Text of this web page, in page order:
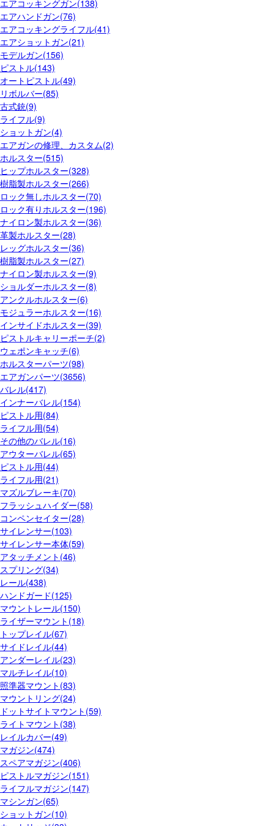
エアコッキングガン(138)
エアハンドガン(76)
エアコッキングライフル(41)
エアショットガン(21)
モデルガン(156)
ピストル(143)
オートピストル(49)
リボルバー(85)
古式銃(9)
ライフル(9)
ショットガン(4)
エアガンの修理、カスタム(2)
ホルスター(515)
ヒップホルスター(328)
樹脂製ホルスター(266)
ロック無しホルスター(70)
ロック有りホルスター(196)
ナイロン製ホルスター(36)
革製ホルスター(28)
レッグホルスター(36)
樹脂製ホルスター(27)
ナイロン製ホルスター(9)
ショルダーホルスター(8)
アンクルホルスター(6)
モジュラーホルスター(16)
インサイドホルスター(39)
ピストルキャリーポーチ(2)
ウェポンキャッチ(6)
ホルスターパーツ(98)
エアガンパーツ(3656)
バレル(417)
インナーバレル(154)
ピストル用(84)
ライフル用(54)
その他のバレル(16)
アウターバレル(65)
ピストル用(44)
ライフル用(21)
マズルブレーキ(70)
フラッシュハイダー(58)
コンペンセイター(28)
サイレンサー(103)
サイレンサー本体(59)
アタッチメント(46)
スプリング(34)
レール(438)
ハンドガード(125)
マウントレール(150)
ライザーマウント(18)
トップレイル(67)
サイドレイル(44)
アンダーレイル(23)
マルチレイル(10)
照準器マウント(83)
マウントリング(24)
ドットサイトマウント(59)
ライトマウント(38)
レイルカバー(49)
マガジン(474)
スペアマガジン(406)
ピストルマガジン(151)
ライフルマガジン(147)
マシンガン(65)
ショットガン(10)